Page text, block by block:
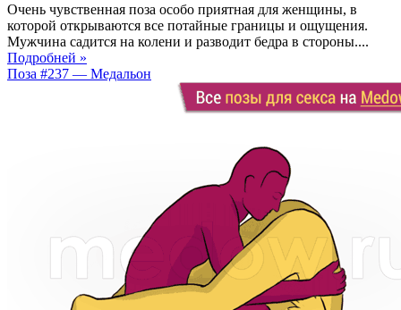
Очень чувственная поза особо приятная для женщины, в
которой открываются все потайные границы и ощущения.
Мужчина садится на колени и разводит бедра в стороны....
Подробней »
Поза #237 — Медальон